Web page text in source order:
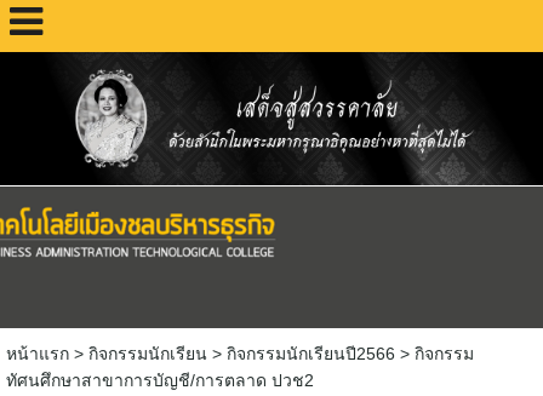
หน้าแรก> กิจกรรมนักเรียน > กิจกรรมนักเรียนปี2566 > กิจกรรม
ทัศนศึกษาสาขาการบัญชี/การตลาด ปวช2